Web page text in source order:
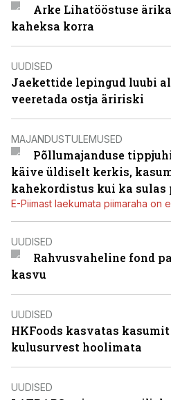
Arke Lihatööstuse
kaheksa korra
UUDISED
Jaekettide lepingud luubi
veeretada ostja äririski
MAJANDUSTULEMUSED
Põllumajanduse
käive üldiselt kerkis,
kahekordistus kui ka sulas
E-Piimast laekumata piimaraha on
UUDISED
Rahvusvaheline fond
kasvu
UUDISED
HKFoods kasvatas
kulusurvest hoolimata
UUDISED